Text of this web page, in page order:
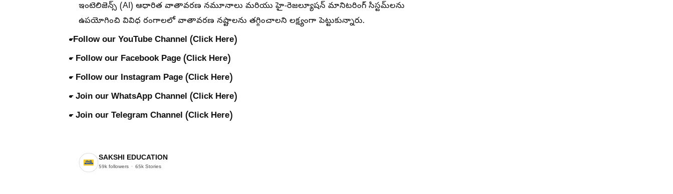
ఇంటెలిజెన్స్ (AI) ఆధారిత వాతావరణ నమూనాలు మరియు హై-రెజల్యూషన్ మానిటరింగ్ సిస్టమ్‌లను
ఉపయోగించి వివిధ రంగాలలో వాతావరణ నష్టాలను తగ్గించాలని లక్ష్యంగా పెట్టుకున్నారు.
☛Follow our YouTube Channel (Click Here)
☛Follow our Facebook Page (Click Here)
☛Follow our Instagram Page (Click Here)
☛Join our WhatsApp Channel (Click Here)
☛ Join our Telegram Channel (Click Here)
SAKSHI EDUCATION
59k followers 65k Stories